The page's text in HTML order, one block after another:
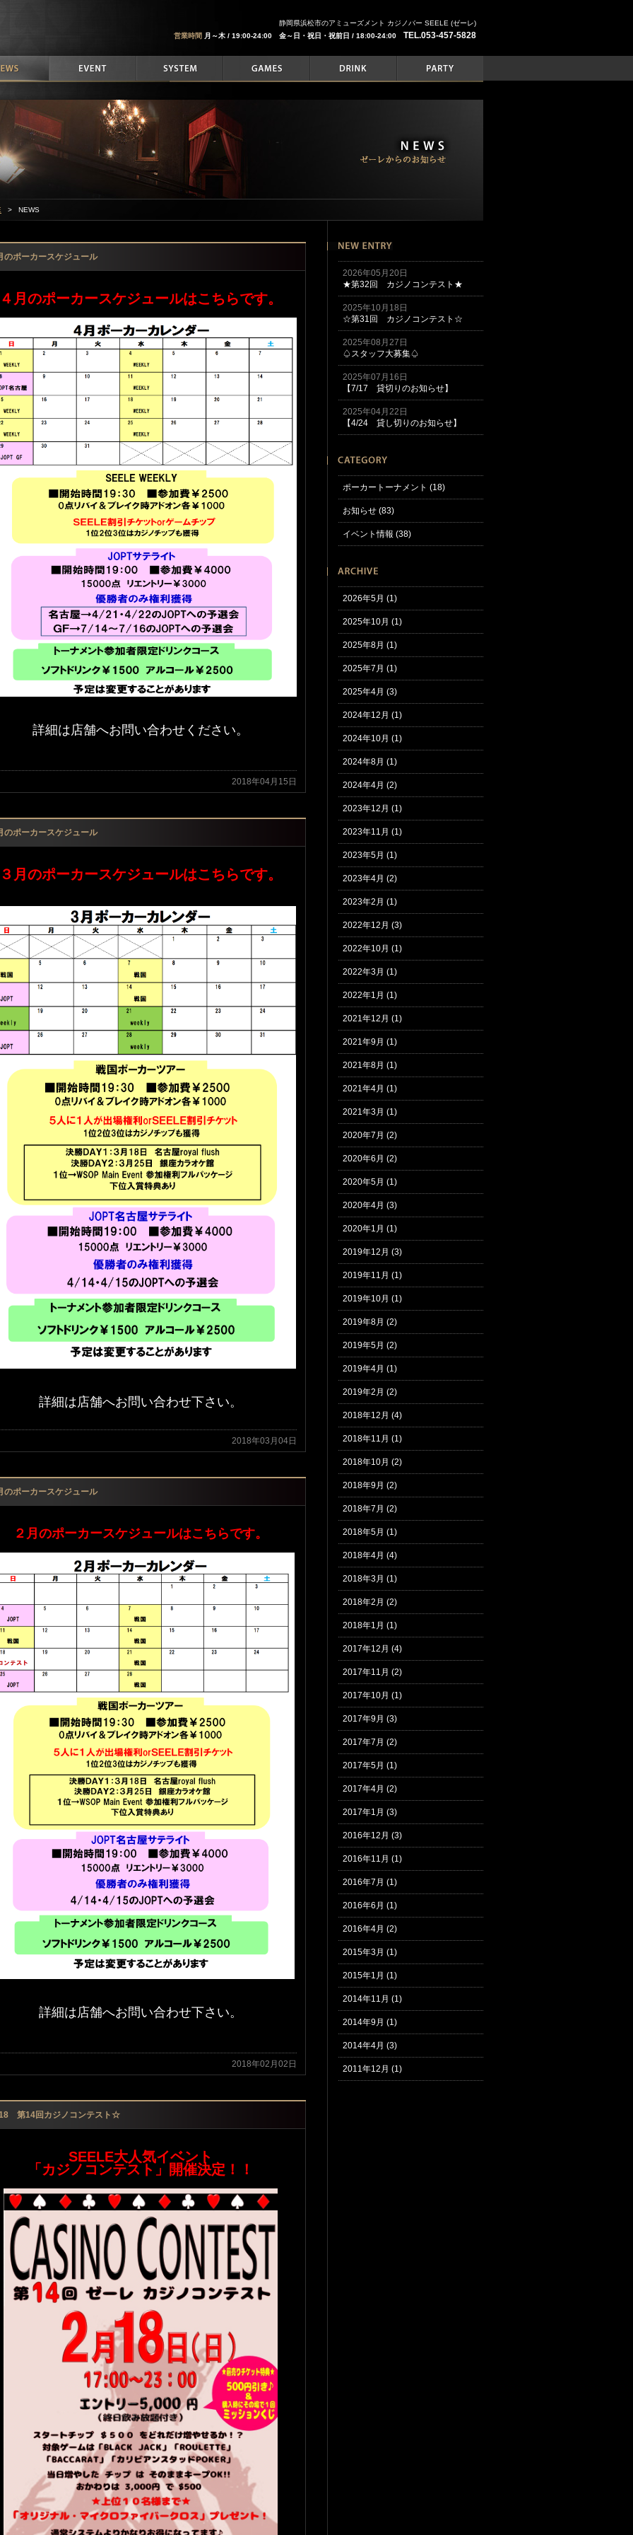
静岡県浜松市のアミューズメント カジノバー SEELE (ゼーレ)
営業時間 月～木 / 19:00-24:00 金～日・祝日・祝前日 / 18:00-24:00 TEL.053-457-5828
> NEWS
のポーカースケジュール
月のポーカースケジュールはこちらです。
詳細は店舗へお問い合わせください。
2018年04月15日
のポーカースケジュール
月のポーカースケジュールはこちらです。
詳細は店舗へお問い合わせ下さい。
2018年03月04日
のポーカースケジュール
２月のポーカースケジュールはこちらです。
詳細は店舗へお問い合わせ下さい。
2018年02月02日
第14回カジノコンテスト☆
SEELE大人気イベント
「カジノコンテスト」開催決定！！
2026年05月20日
★第32回 カジノコンテスト★
2025年10月18日
☆第31回 カジノコンテスト☆
2025年08月27日
♤スタッフ大募集♤
2025年07月16日
【7/17 貸切りのお知らせ】
2025年04月22日
【4/24 貸し切りのお知らせ】
ポーカートーナメント (18)
お知らせ (83)
イベント情報 (38)
2026年5月 (1)
2025年10月 (1)
2025年8月 (1)
2025年7月 (1)
2025年4月 (3)
2024年12月 (1)
2024年10月 (1)
2024年8月 (1)
2024年4月 (2)
2023年12月 (1)
2023年11月 (1)
2023年5月 (1)
2023年4月 (2)
2023年2月 (1)
2022年12月 (3)
2022年10月 (1)
2022年3月 (1)
2022年1月 (1)
2021年12月 (1)
2021年9月 (1)
2021年8月 (1)
2021年4月 (1)
2021年3月 (1)
2020年7月 (2)
2020年6月 (2)
2020年5月 (1)
2020年4月 (3)
2020年1月 (1)
2019年12月 (3)
2019年11月 (1)
2019年10月 (1)
2019年8月 (2)
2019年5月 (2)
2019年4月 (1)
2019年2月 (2)
2018年12月 (4)
2018年11月 (1)
2018年10月 (2)
2018年9月 (2)
2018年7月 (2)
2018年5月 (1)
2018年4月 (4)
2018年3月 (1)
2018年2月 (2)
2018年1月 (1)
2017年12月 (4)
2017年11月 (2)
2017年10月 (1)
2017年9月 (3)
2017年7月 (2)
2017年5月 (1)
2017年4月 (2)
2017年1月 (3)
2016年12月 (3)
2016年11月 (1)
2016年7月 (1)
2016年6月 (1)
2016年4月 (2)
2015年3月 (1)
2015年1月 (1)
2014年11月 (1)
2014年9月 (1)
2014年4月 (3)
2011年12月 (1)